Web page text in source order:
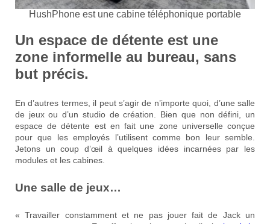
HushPhone est une cabine téléphonique portable
Un espace de détente est une
zone informelle au bureau, sans
but précis.
En d’autres termes, il peut s’agir de n’importe quoi, d’une salle
de jeux ou d’un studio de création. Bien que non défini, un
espace de détente est en fait une zone universelle conçue
pour que les employés l’utilisent comme bon leur semble.
Jetons un coup d’œil à quelques idées incarnées par les
modules et les cabines.
Une salle de jeux…
« Travailler constamment et ne pas jouer fait de Jack un